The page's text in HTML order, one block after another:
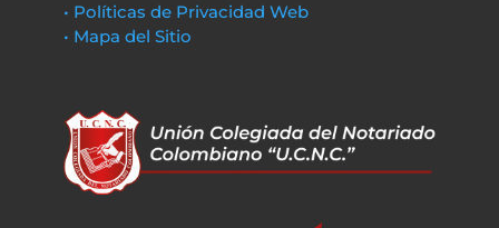
• Políticas de Privacidad Web
• Mapa del Sitio